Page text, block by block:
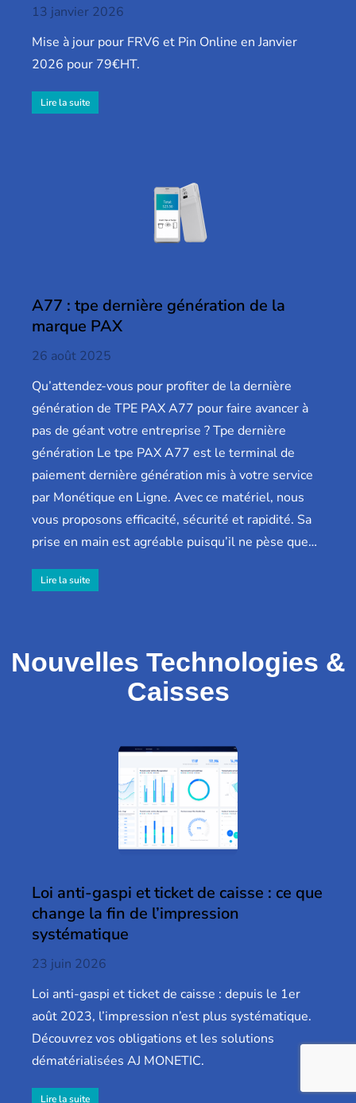
13 janvier 2026
Mise à jour pour FRV6 et Pin Online en Janvier
2026 pour 79€HT.
Lire la suite
A77 : tpe dernière génération de la
marque PAX
26 août 2025
Qu’attendez-vous pour profiter de la dernière
génération de TPE PAX A77 pour faire avancer à
pas de géant votre entreprise ? Tpe dernière
génération Le tpe PAX A77 est le terminal de
paiement dernière génération mis à votre service
par Monétique en Ligne. Avec ce matériel, nous
vous proposons efficacité, sécurité et rapidité. Sa
prise en main est agréable puisqu’il ne pèse que…
Lire la suite
Nouvelles Technologies &
Caisses
Loi anti-gaspi et ticket de caisse : ce que
change la fin de l’impression
systématique
23 juin 2026
Loi anti-gaspi et ticket de caisse : depuis le 1er
août 2023, l’impression n’est plus systématique.
Découvrez vos obligations et les solutions
dématérialisées AJ MONETIC.
Lire la suite